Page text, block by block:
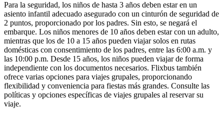
Para la seguridad, los niños de hasta 3 años deben estar en un
asiento infantil adecuado asegurado con un cinturón de seguridad de
2 puntos, proporcionado por los padres. Sin esto, se negará el
embarque. Los niños menores de 10 años deben estar con un adulto,
mientras que los de 10 a 15 años pueden viajar solos en rutas
domésticas con consentimiento de los padres, entre las 6:00 a.m. y
las 10:00 p.m. Desde 15 años, los niños pueden viajar de forma
independiente con los documentos necesarios. Flixbus también
ofrece varias opciones para viajes grupales, proporcionando
flexibilidad y conveniencia para fiestas más grandes. Consulte las
políticas y opciones específicas de viajes grupales al reservar su
viaje.